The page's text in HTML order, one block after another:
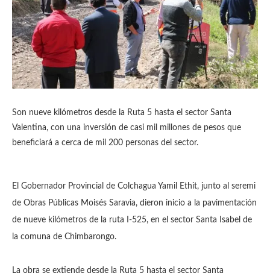
Son nueve kilómetros desde la Ruta 5 hasta el sector Santa
Valentina, con una inversión de casi mil millones de pesos que
beneficiará a cerca de mil 200 personas del sector.
El Gobernador Provincial de Colchagua Yamil Ethit, junto al seremi
de Obras Públicas Moisés Saravia, dieron inicio a la pavimentación
de nueve kilómetros de la ruta I-525, en el sector Santa Isabel de
la comuna de Chimbarongo.
La obra se extiende desde la Ruta 5 hasta el sector Santa